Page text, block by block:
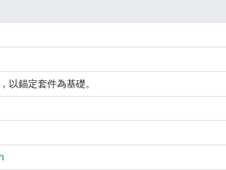
以錨定套件為基礎。